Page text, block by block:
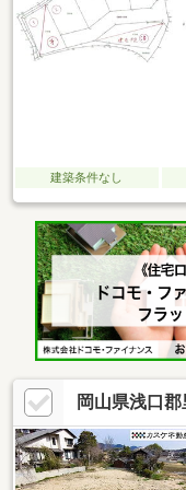
建築条件なし
岡山県浅口